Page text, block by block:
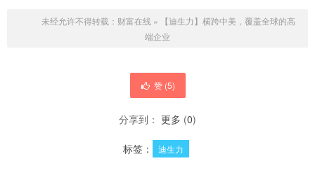
未经允许不得转载： 财富在线 »
【迪生力】横跨中美，覆盖全球的高
端企业
赞 (5)
分享到： 更多 (0)
标签： 迪生力